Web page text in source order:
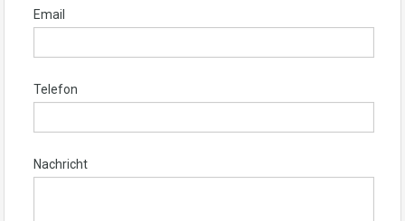
Email
Telefon
Nachricht